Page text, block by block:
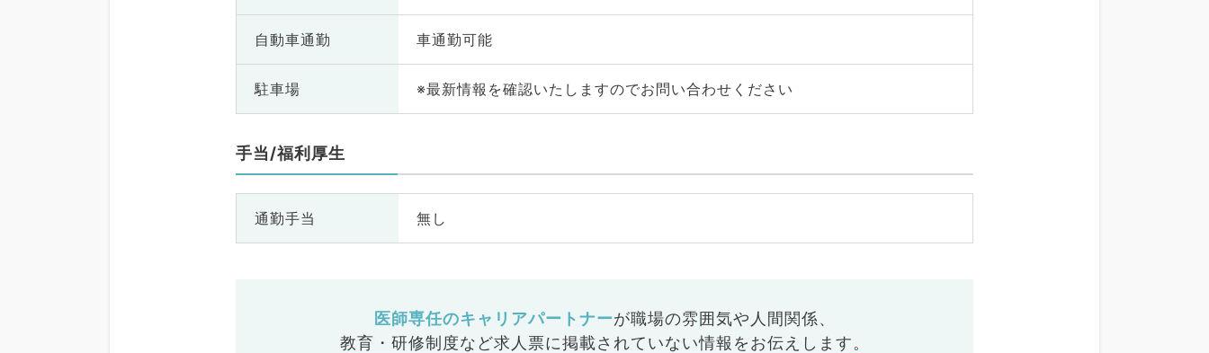
自動車通勤 車通勤可能
駐車場 ※最新情報を確認いたしますのでお問い合わせください
手当/福利厚生
通勤手当 無し
医師専任のキャリアパートナーが職場の雰囲気や人間関係、
教育・研修制度など求人票に掲載されていない情報をお伝えします。